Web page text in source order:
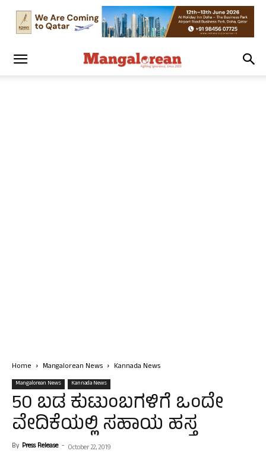
Home Mangalorean News Kannada News
Mangalorean News Kannada News
50 ಬಡ ಕುಟುಂಬಗಳಿಗೆ ಒಂದೇ
ವೇದಿಕೆಯಲ್ಲಿ ಸಹಾಯ ಹಸ್ತ
By Press Release - October 22, 2019